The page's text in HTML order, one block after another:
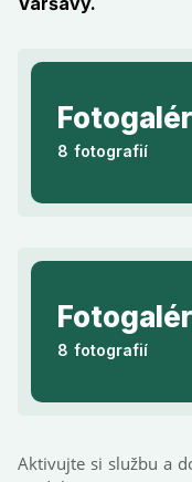
8 fotografií
8 fotografií
Aktivujte si službu a